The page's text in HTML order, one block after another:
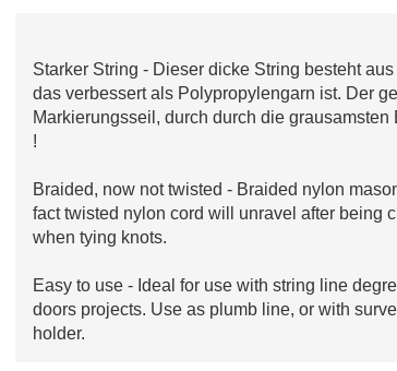
Starker String - Dieser dicke String besteht
das verbessert als Polypropylengarn ist. Der
Markierungsseil, durch durch die
!
Braided, now not twisted - Braided nylon
fact twisted nylon cord will unravel after being
when tying knots.
Easy to use - Ideal for use with string line
doors projects. Use as plumb line, or with
holder.